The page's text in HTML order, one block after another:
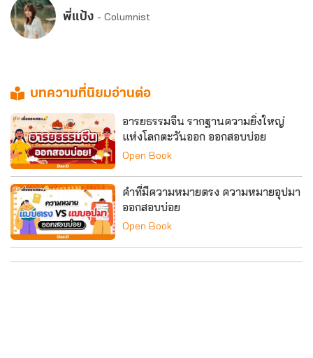
พี่แป้ง - Columnist
บทความที่นิยมอ่านต่อ
อารยธรรมจีน รากฐานความยิ่งใหญ่
แห่งโลกตะวันออก ออกสอบบ่อย
Open Book
คำที่มีความหมายตรง ความหมายอุปมา
ออกสอบบ่อย
Open Book